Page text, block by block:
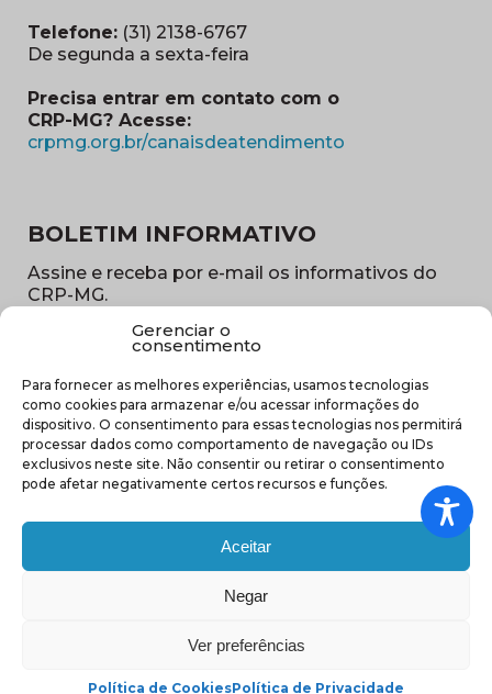
Gerenciar o
consentimento
Para fornecer as melhores experiências, usamos tecnologias
como cookies para armazenar e/ou acessar informações do
dispositivo. O consentimento para essas tecnologias nos permitirá
processar dados como comportamento de navegação ou IDs
exclusivos neste site. Não consentir ou retirar o consentimento
pode afetar negativamente certos recursos e funções.
Aceitar
Negar
Ver preferências
Política de CookiesPolítica de Privacidade
Telefone: (31) 2138-6767
De segunda a sexta-feira
Precisa entrar em contato com o
CRP-MG? Acesse:
crpmg.org.br/canaisdeatendimento
BOLETIM INFORMATIVO
Assine e receba por e-mail os informativos do
CRP-MG.
E-
mail
(obrigatório)
Sub
região